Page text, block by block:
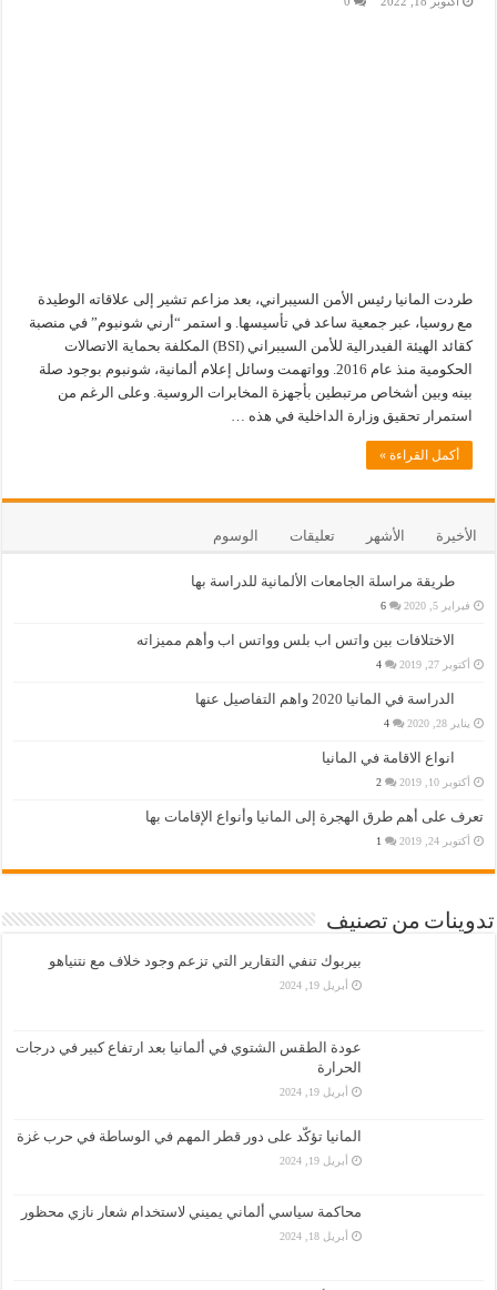
طردت المانيا رئيس الأمن السيبراني، بعد مزاعم تشير إلى علاقاته الوطيدة
مع روسيا، عبر جمعية ساعد في تأسيسها. و استمر “أرني شونبوم” في منصبة
كقائد الهيئة الفيدرالية للأمن السيبراني (BSI) المكلفة بحماية الاتصالات
الحكومية منذ عام 2016. وواتهمت وسائل إعلام ألمانية، شونبوم بوجود صلة
بينه وبين أشخاص مرتبطين بأجهزة المخابرات الروسية. وعلى الرغم من
استمرار تحقيق وزارة الداخلية في هذه …
أكمل القراءة »
الأخيرة الأشهر تعليقات الوسوم
طريقة مراسلة الجامعات الألمانية للدراسة بها
فبراير 5, 2020 6
الاختلافات بين واتس اب بلس وواتس اب وأهم مميزاته
أكتوبر 27, 2019 4
الدراسة في المانيا 2020 واهم التفاصيل عنها
يناير 28, 2020 4
انواع الاقامة في المانيا
أكتوبر 10, 2019 2
تعرف على أهم طرق الهجرة إلى المانيا وأنواع الإقامات بها
أكتوبر 24, 2019 1
تدوينات من تصنيف
بيربوك تنفي التقارير التي تزعم وجود خلاف مع نتنياهو
أبريل 19, 2024
عودة الطقس الشتوي في ألمانيا بعد ارتفاع كبير في درجات
الحرارة
أبريل 19, 2024
المانيا تؤكّد على دور قطر المهم في الوساطة في حرب غزة
أبريل 19, 2024
محاكمة سياسي ألماني يميني لاستخدام شعار نازي محظور
أبريل 18, 2024